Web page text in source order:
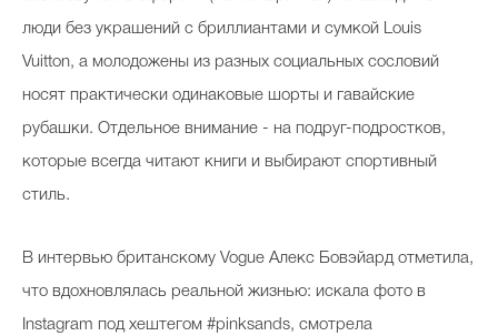
люди без украшений с бриллиантами и сумкой Louis
Vuitton, а молодожены из разных социальных сословий
носят практически одинаковые шорты и гавайские
рубашки. Отдельное внимание - на подруг-подростков,
которые всегда читают книги и выбирают спортивный
стиль.
В интервью британскому Vogue Алекс Бовэйард отметила,
что вдохновлялась реальной жизнью: искала фото в
Instagram под хештегом #pinksands, смотрела